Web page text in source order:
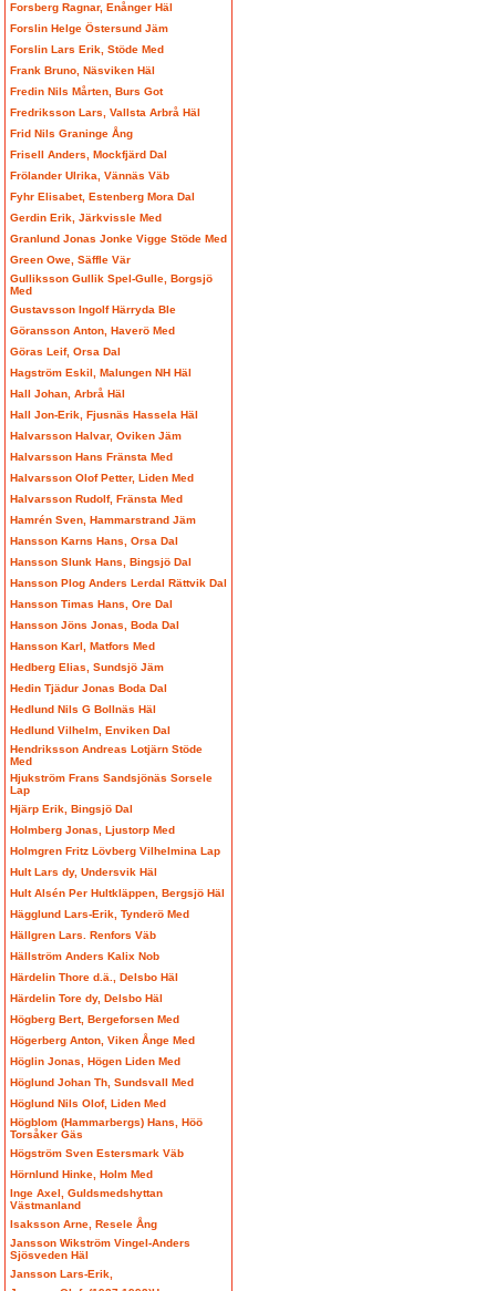
Forsberg Ragnar, Enånger Häl
Forslin Helge Östersund Jäm
Forslin Lars Erik, Stöde Med
Frank Bruno, Näsviken Häl
Fredin Nils Mårten, Burs Got
Fredriksson Lars, Vallsta Arbrå Häl
Frid Nils Graninge Ång
Frisell Anders, Mockfjärd Dal
Frölander Ulrika, Vännäs Väb
Fyhr Elisabet, Estenberg Mora Dal
Gerdin Erik, Järkvissle Med
Granlund Jonas Jonke Vigge Stöde Med
Green Owe, Säffle Vär
Gulliksson Gullik Spel-Gulle, Borgsjö
Med
Gustavsson Ingolf Härryda Ble
Göransson Anton, Haverö Med
Göras Leif, Orsa Dal
Hagström Eskil, Malungen NH Häl
Hall Johan, Arbrå Häl
Hall Jon-Erik, Fjusnäs Hassela Häl
Halvarsson Halvar, Oviken Jäm
Halvarsson Hans Fränsta Med
Halvarsson Olof Petter, Liden Med
Halvarsson Rudolf, Fränsta Med
Hamrén Sven, Hammarstrand Jäm
Hansson Karns Hans, Orsa Dal
Hansson Slunk Hans, Bingsjö Dal
Hansson Plog Anders Lerdal Rättvik Dal
Hansson Timas Hans, Ore Dal
Hansson Jöns Jonas, Boda Dal
Hansson Karl, Matfors Med
Hedberg Elias, Sundsjö Jäm
Hedin Tjädur Jonas Boda Dal
Hedlund Nils G Bollnäs Häl
Hedlund Vilhelm, Enviken Dal
Hendriksson Andreas Lotjärn Stöde
Med
Hjukström Frans Sandsjönäs Sorsele
Lap
Hjärp Erik, Bingsjö Dal
Holmberg Jonas, Ljustorp Med
Holmgren Fritz Lövberg Vilhelmina Lap
Hult Lars dy, Undersvik Häl
Hult Alsén Per Hultkläppen, Bergsjö Häl
Hägglund Lars-Erik, Tynderö Med
Hällgren Lars. Renfors Väb
Hällström Anders Kalix Nob
Härdelin Thore d.ä., Delsbo Häl
Härdelin Tore dy, Delsbo Häl
Högberg Bert, Bergeforsen Med
Högerberg Anton, Viken Ånge Med
Höglin Jonas, Högen Liden Med
Höglund Johan Th, Sundsvall Med
Höglund Nils Olof, Liden Med
Högblom (Hammarbergs) Hans, Höö
Torsåker Gäs
Högström Sven Estersmark Väb
Hörnlund Hinke, Holm Med
Inge Axel, Guldsmedshyttan
Västmanland
Isaksson Arne, Resele Ång
Jansson Wikström Vingel-Anders
Sjösveden Häl
Jansson Lars-Erik,